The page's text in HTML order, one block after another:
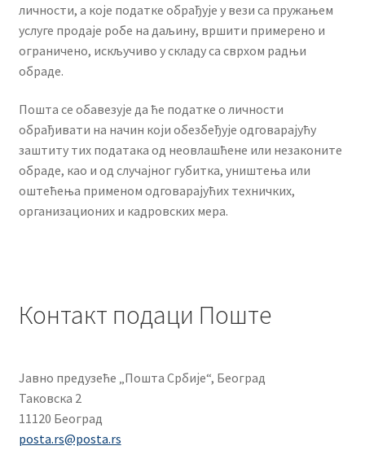
личности, а које податке обрађује у вези са пружањем
услуге продаје робе на даљину, вршити примерено и
ограничено, искључиво у складу са сврхом радњи
обраде.
Пошта се обавезује да ће податке о личности
обрађивати на начин који обезбеђује одговарајућу
заштиту тих података од неовлашћене или незаконите
обраде, као и од случајног губитка, уништења или
оштећења применом одговарајућих техничких,
организационих и кадровских мера.
Контакт подаци Поште
Јавно предузеће „Пошта Србије“, Београд
Таковска 2
11120 Београд
posta.rs@posta.rs